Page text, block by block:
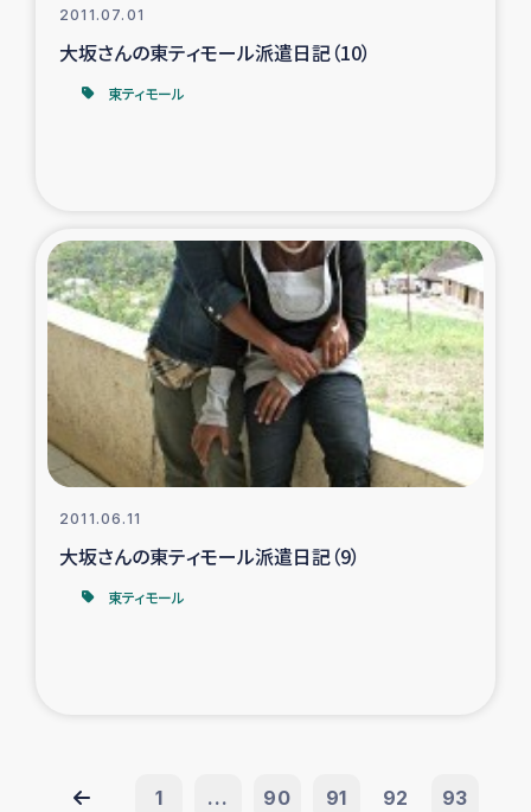
2011.07.01
大坂さんの東ティモール派遣日記（10）
東ティモール
2011.06.11
大坂さんの東ティモール派遣日記（9）
東ティモール
1 ... 90 91 92 93